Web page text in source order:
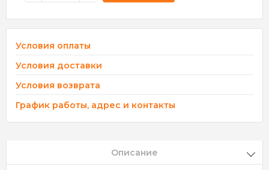
Условия оплаты
Условия доставки
Условия возврата
График работы, адрес и контакты
Описание